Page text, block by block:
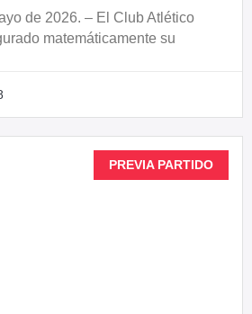
de 2026. – El Club Atlético
matemáticamente su
PREVIA PARTIDO